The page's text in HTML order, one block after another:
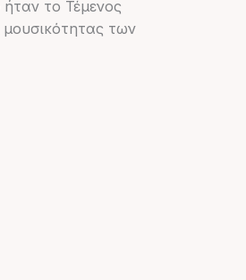
το Τέμενος
των